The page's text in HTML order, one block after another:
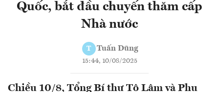
Quốc, bắt đầu chuyến thăm cấp
Nhà nước
T Tuấn Dũng
15:44, 10/08/2025
Chiều 10/8, Tổng Bí thư Tô Lâm và Phu